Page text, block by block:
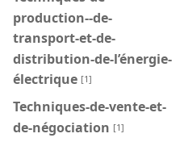
production--de-
transport-et-de-
distribution-de-l’énergie-
électrique [1]
Techniques-de-vente-et-
de-négociation [1]